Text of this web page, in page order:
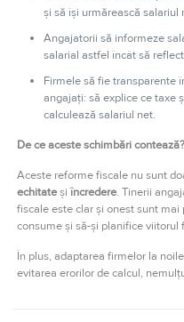
și să își urmărească
Angajatorii să informeze
salarial astfel încât să
Firmele să fie transparente
angajați: să explice ce taxe
calculează salariul net.
De ce aceste schimbări contează?
Aceste reforme fiscale nu sunt
echitateșiîncredere. Tinerii
fiscale este clar și onest sunt
consume și să-și planifice viitorul
În plus, adaptarea firmelor la
evitarea erorilor de calcul,